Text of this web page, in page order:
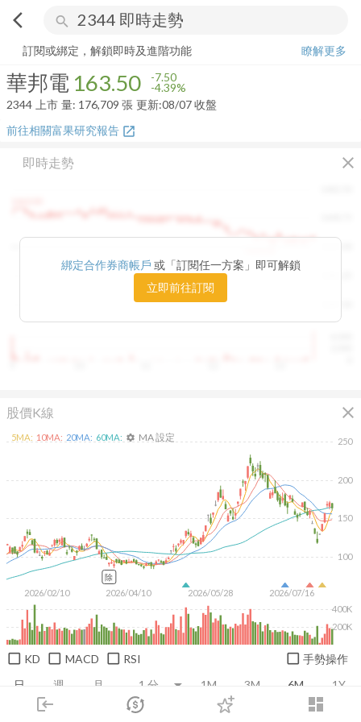
arrow_back_ios search
login dashboard
市場 登入
華邦電 163.50-4.39%
訂閱或綁定，解鎖即時及進階功能
瞭解更多
華邦電 163.50 -7.50
-4.39%
2344 上市 量: 176,709 張 更新:08/07 收盤
前往相關富果研究報告 open_in_new
即時走勢 close
綁定合作券商帳戶 或「訂閱任一方案」即可解鎖
立即前往訂閱
股價K線 close
日 週 月 1M 3M 6M 1Y
2026/02/10 2026/04/10 2026/05/28 2026/07/16
100
150
200
250
200K
400K
5MA: 10MA: 20MA: 60MA: settings MA 設定
除
KD MACD RSI 手勢操作